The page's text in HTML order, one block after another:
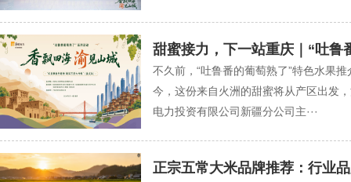
甜蜜接力，下一站重庆｜“吐鲁
不久前，“吐鲁番的葡萄熟了”特色水果
今，这份来自火洲的甜蜜将从产区出发
电力投资有限公司新疆分公司主···
正宗五常大米品牌推荐：行业